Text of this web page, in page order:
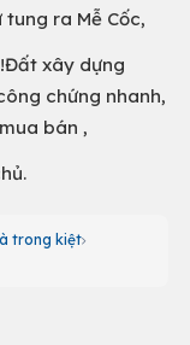
ra Mễ Cốc,
xây dựng
chứng nhanh,
bán ,
trong kiệt